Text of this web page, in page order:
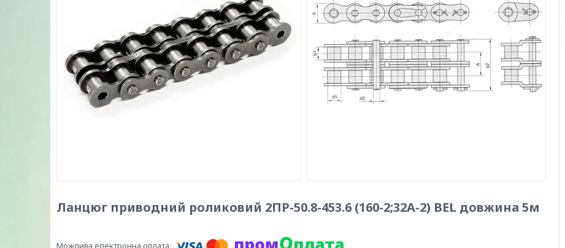
Ланцюг приводний роликовий 2ПР-50.8-453.6 (160-2;32А-2) BEL довжина 5м